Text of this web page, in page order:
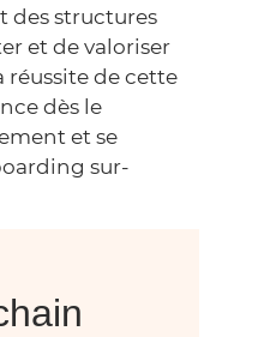
des structures
et de valoriser
réussite de cette
dès le
et se
sur-